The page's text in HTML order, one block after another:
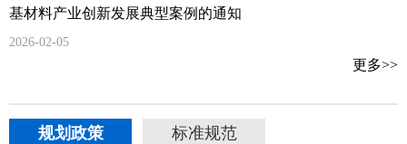
更多>>
基材料产业创新发展典型案例的通知
2026-02-05
规划政策
标准规范